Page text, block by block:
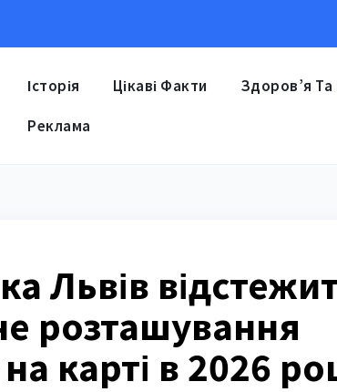
Історія Цікаві Факти Здоров’я Та
Реклама
Львів
розташування
карті в 2026